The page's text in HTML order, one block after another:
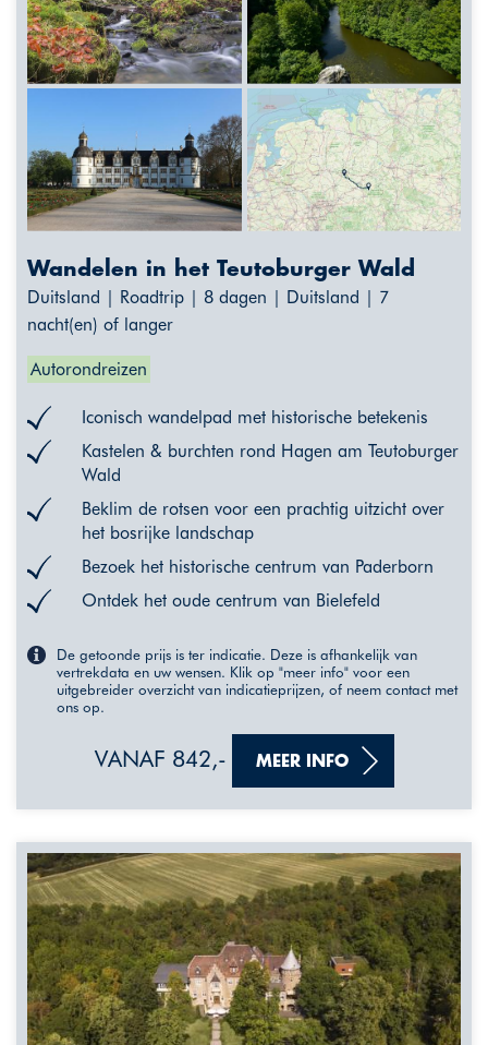
Wandelen in het Teutoburger Wald
Duitsland | Roadtrip | 8 dagen | Duitsland | 7
nacht(en) of langer
Autorondreizen
Iconisch wandelpad met historische betekenis
Kastelen & burchten rond Hagen am Teutoburger
Wald
Beklim de rotsen voor een prachtig uitzicht over
het bosrijke landschap
Bezoek het historische centrum van Paderborn
Ontdek het oude centrum van Bielefeld
De getoonde prijs is ter indicatie. Deze is afhankelijk van
vertrekdata en uw wensen. Klik op "meer info" voor een
uitgebreider overzicht van indicatieprijzen, of neem contact met
ons op.
VANAF 842,- MEER INFO